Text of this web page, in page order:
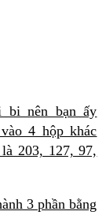
bi nên bạn ấy
4 hộp khác
203, 127, 97,
3 phần bằng